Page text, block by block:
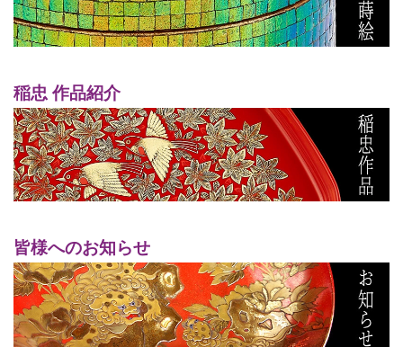
稲忠 作品紹介
皆様へのお知らせ